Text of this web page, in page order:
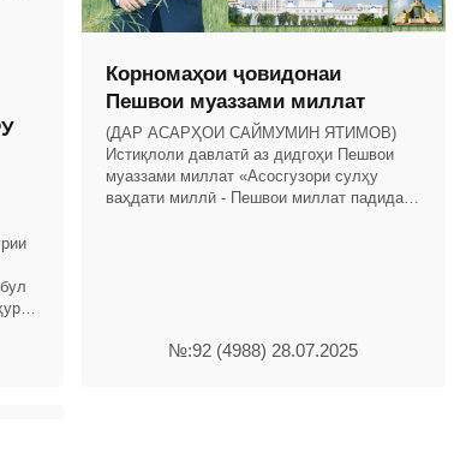
Корномаҳои ҷовидонаи
Пешвои муаззами миллат
(ДАР АСАРҲОИ САЙМУМИН ЯТИМОВ)
Истиқлоли давлатӣ аз дидгоҳи Пешвои
муаззами миллат «Асосгузори сулҳу
ваҳдати миллӣ - Пешвои миллат падидаи
№:92 (4988) 28.07.2025